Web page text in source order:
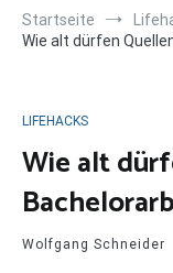
Startseite
Wie alt dürfen
LIFEHACKS
Wie alt
Wolfgang Schneider